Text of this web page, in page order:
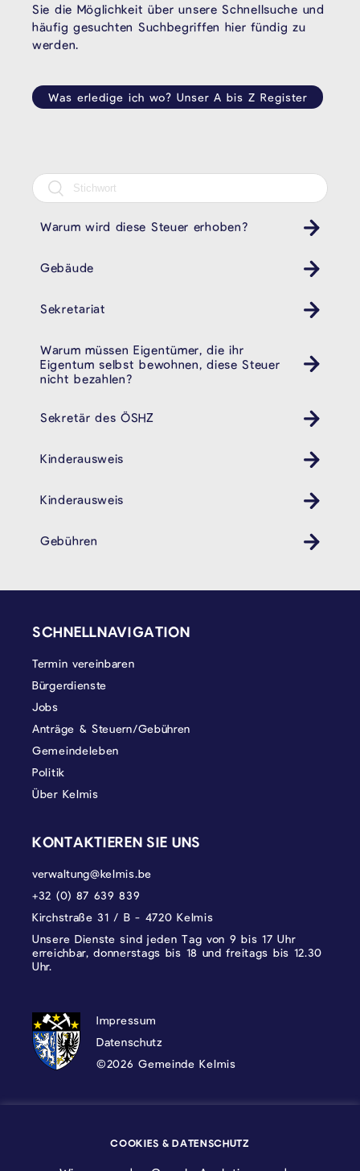
Sie die Möglichkeit über unsere Schnellsuche und
häufig gesuchten Suchbegriffen hier fündig zu
werden.
Was erledige ich wo? Unser A bis Z Register
Warum wird diese Steuer erhoben?
Gebäude
Sekretariat
Warum müssen Eigentümer, die ihr
Eigentum selbst bewohnen, diese Steuer
nicht bezahlen?
Sekretär des ÖSHZ
Kinderausweis
Kinder Ausweis ID
Kinderausweis
Kinder Ausweis ID
Gebühren
SCHNELLNAVIGATION
Termin vereinbaren
Bürgerdienste
Jobs
Anträge & Steuern/Gebühren
Gemeindeleben
Politik
Über Kelmis
KONTAKTIEREN SIE UNS
verwaltung@kelmis.be
+32 (0) 87 639 839
Kirchstraße 31 / B - 4720 Kelmis
Unsere Dienste sind jeden Tag von 9 bis 17 Uhr
erreichbar, donnerstags bis 18 und freitags bis 12.30
Uhr.
DATENSCHUTZ, IMPRESSUM UND
Impressum
Datenschutz
©2026 Gemeinde Kelmis
COOKIES & DATENSCHUTZ